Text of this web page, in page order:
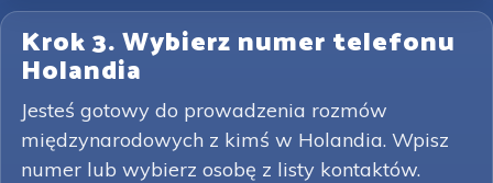
Krok 3. Wybierz numer telefonu
Holandia
Jesteś gotowy do prowadzenia rozmów
międzynarodowych z kimś w Holandia. Wpisz
numer lub wybierz osobę z listy kontaktów.